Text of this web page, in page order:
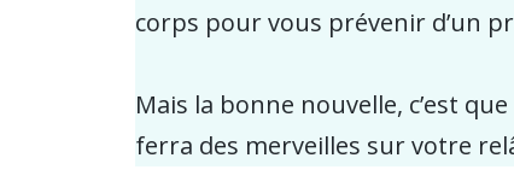
corps pour vous prévenir d’un
Mais la bonne nouvelle, c’est
ferra des merveilles sur votre